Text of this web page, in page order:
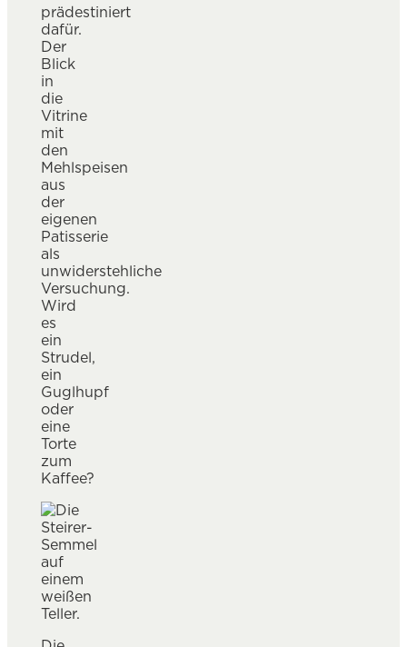
prädestiniert
dafür.
Der
Blick
in
die
Vitrine
mit
den
Mehlspeisen
aus
der
eigenen
Patisserie
als
unwiderstehliche
Versuchung.
Wird
es
ein
Strudel,
ein
Guglhupf
oder
eine
Torte
zum
Kaffee?